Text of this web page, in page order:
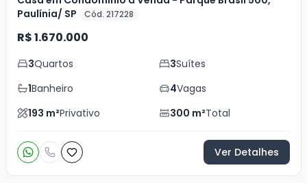
Paulínia/ SP
Cód. 217228
R$ 1.670.000
3Quartos 3Suítes
1Banheiro 4Vagas
193 m²Privativo 300 m²Total
Ver Detalhes